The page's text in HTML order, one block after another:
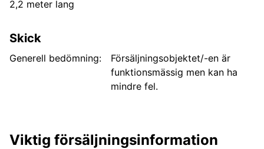
2,2 meter lang
Skick
Generell bedömning:
Försäljningsobjektet/-en är
funktionsmässig men kan ha
mindre fel.
Viktig försäljningsinformation